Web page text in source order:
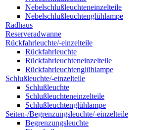
Nebelschlußleuchteneinzelteile
Nebelschlußleuchtenglühlampe
Radhaus
Reserveradwanne
Rückfahrleuchte/-einzelteile
Rückfahrleuchte
Rückfahrleuchteneinzelteile
Rückfahrleuchtenglühlampe
Schlußleuchte/-einzelteile
Schlußleuchte
Schlußleuchteneinzelteile
Schlußleuchtenglühlampe
Seiten-/Begrenzungsleuchte/-einzelteile
Begrenzungsleuchte